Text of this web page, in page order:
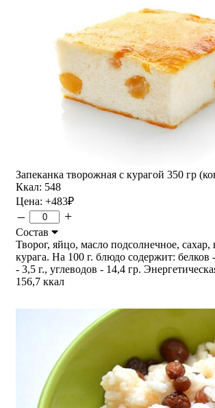
Запеканка творожная с курагой 350 гр
Ккал: 548
Цена: +483₽
– +
Состав
Творог, яйцо, масло подсолнечное, сахар,
курага. На 100 г. блюдо содержит: белков
- 3,5 г., углеводов - 14,4 гр.
156,7 ккал